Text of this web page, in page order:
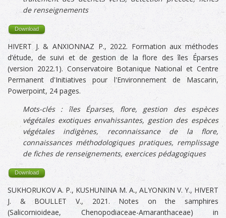
de renseignements
Download
HIVERT J. & ANXIONNAZ P., 2022. Formation aux méthodes
d’étude, de suivi et de gestion de la flore des îles Éparses
(version 2022.1). Conservatoire Botanique National et Centre
Permanent d'Initiatives pour l'Environnement de Mascarin,
Powerpoint, 24 pages.
Mots-clés : îles Éparses, flore, gestion des espèces
végétales exotiques envahissantes, gestion des espèces
végétales indigènes, reconnaissance de la flore,
connaissances méthodologiques pratiques, remplissage
de fiches de renseignements, exercices pédagogiques
Download
SUKHORUKOV A. P., KUSHUNINA M. A., ALYONKIN V. Y., HIVERT
J. & BOULLET V., 2021. Notes on the samphires
(Salicornioideae, Chenopodiaceae-Amaranthaceae) in